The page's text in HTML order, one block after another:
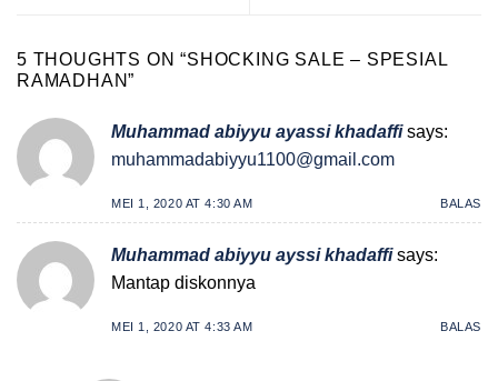
5 THOUGHTS ON “SHOCKING SALE – SPESIAL
RAMADHAN”
Muhammad abiyyu ayassi khadaffi says:
muhammadabiyyu1100@gmail.com
MEI 1, 2020 AT 4:30 AM BALAS
Muhammad abiyyu ayssi khadaffi says:
Mantap diskonnya
MEI 1, 2020 AT 4:33 AM BALAS